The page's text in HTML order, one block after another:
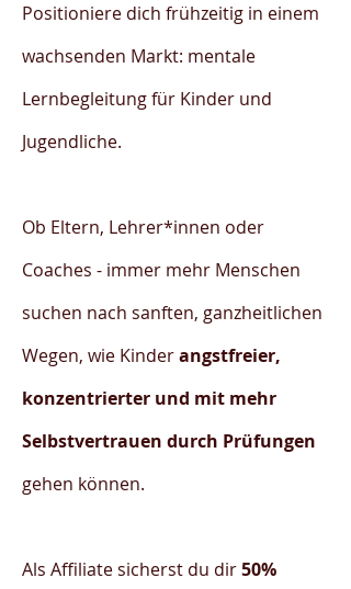
Positioniere dich frühzeitig in einem
wachsenden Markt: mentale
Lernbegleitung für Kinder und
Jugendliche.
Ob Eltern, Lehrer*innen oder
Coaches - immer mehr Menschen
suchen nach sanften, ganzheitlichen
Wegen, wie Kinderangstfreier,
konzentrierter und mit mehr
Selbstvertrauen durch Prüfungen
gehen können.
Als Affiliate sicherst du dir50%